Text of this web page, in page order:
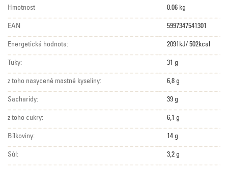
Hmotnost 0.06 kg
EAN 5997347541301
Energetická hodnota: 2091kJ/ 502kcal
Tuky: 31 g
z toho nasycené mastné kyseliny: 6,8 g
Sacharidy: 39 g
z toho cukry: 6,1 g
Bílkoviny: 14 g
Sůl: 3,2 g